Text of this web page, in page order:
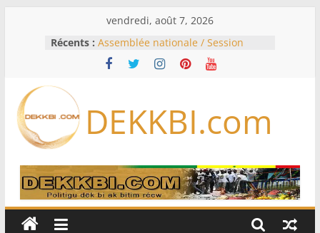
vendredi, août 7, 2026
Récents : Assemblée nationale / Session
extraordinaire: Six commissions
d’enquête à l’ordre du jour ce lundi
Bénin: Patrice Talon élu président
du Sénat, moins de trois mois
Pakistan et la Turquie signent un
accord de défense
RD Congo: Kinshasa interdit les
exportations de cuivre et de cobalt
DEKKBI.com